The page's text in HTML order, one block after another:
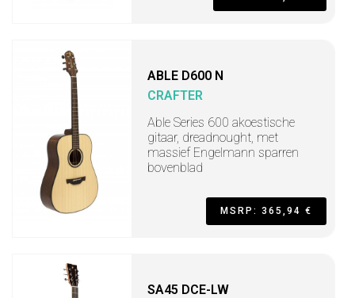
ABLE D600 N
CRAFTER
Able Series 600 akoestische
gitaar, dreadnought, met
massief Engelmann sparren
bovenblad
MSRP: 365,94 €
SA45 DCE-LW